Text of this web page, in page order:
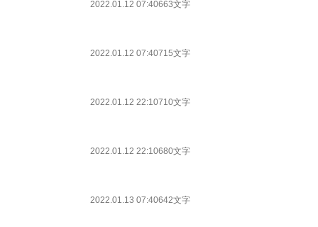
2022.01.12 07:40663文字
2022.01.12 07:40715文字
2022.01.12 22:10710文字
2022.01.12 22:10680文字
2022.01.13 07:40642文字